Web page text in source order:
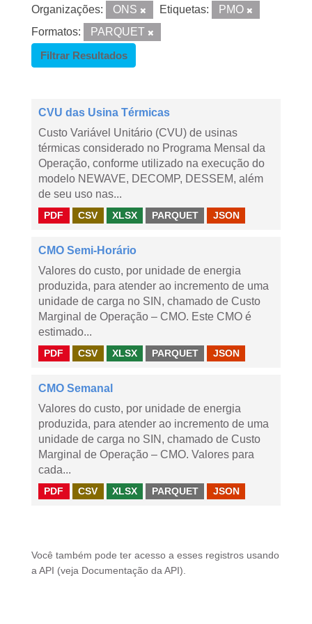
Organizações: ONS Etiquetas:
PMO
Formatos:
PARQUET
Filtrar Resultados
CVU das Usina Térmicas
Custo Variável Unitário (CVU) de usinas
térmicas considerado no Programa Mensal da
Operação, conforme utilizado na execução do
modelo NEWAVE, DECOMP, DESSEM, além
de seu uso nas...
PDF CSV XLSX PARQUET JSON
CMO Semi-Horário
Valores do custo, por unidade de energia
produzida, para atender ao incremento de uma
unidade de carga no SIN, chamado de Custo
Marginal de Operação – CMO. Este CMO é
estimado...
PDF CSV XLSX PARQUET JSON
CMO Semanal
Valores do custo, por unidade de energia
produzida, para atender ao incremento de uma
unidade de carga no SIN, chamado de Custo
Marginal de Operação – CMO. Valores para
cada...
PDF CSV XLSX PARQUET JSON
Você também pode ter acesso a esses registros usando
a API (veja Documentação da API ).